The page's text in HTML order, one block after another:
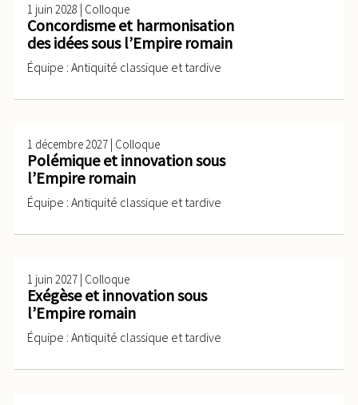
1 juin 2028 | Colloque
Concordisme et harmonisation
des idées sous l’Empire romain
Équipe : Antiquité classique et tardive
1 décembre 2027 | Colloque
Polémique et innovation sous
l’Empire romain
Équipe : Antiquité classique et tardive
1 juin 2027 | Colloque
Exégèse et innovation sous
l’Empire romain
Équipe : Antiquité classique et tardive